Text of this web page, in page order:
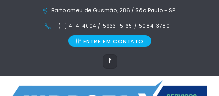
Bartolomeu de Gusmão, 286 / São Paulo - SP
(11) 4114-4004 / 5933-5165 / 5084-3780
ENTRE EM CONTATO